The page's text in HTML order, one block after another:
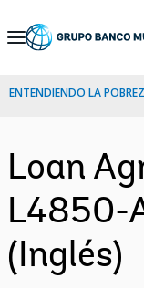
Skip
Navigation
ENTENDIENDO LA
Loan
L4850-
(Inglés)